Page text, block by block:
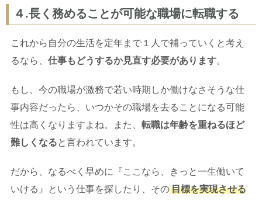
４.長く務めることが可能な職場に転職する
これから自分の生活を定年まで１人で補っていくと考え
るなら、 仕事もどうするか見直す必要があります。
もし、今の職場が激務で若い時期しか働けなさそうな仕
事内容だったら、いつかその職場を去ることになる可能
性は高くなりますよね。また、 転職は年齢を重ねるほど
難しくなると言われています。
だから、なるべく早めに『ここなら、きっと一生働いて
いける』という仕事を探したり、その目標を実現させる